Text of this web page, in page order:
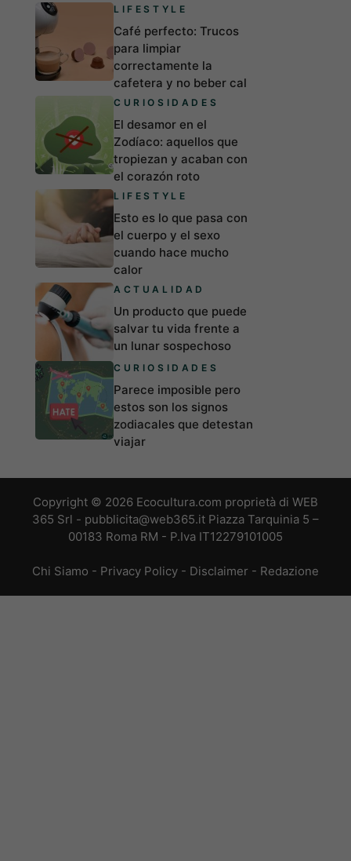
LIFESTYLE
Café perfecto: Trucos
para limpiar
correctamente la
cafetera y no beber cal
CURIOSIDADES
El desamor en el
Zodíaco: aquellos que
tropiezan y acaban con
el corazón roto
LIFESTYLE
Esto es lo que pasa con
el cuerpo y el sexo
cuando hace mucho
calor
ACTUALIDAD
Un producto que puede
salvar tu vida frente a
un lunar sospechoso
CURIOSIDADES
Parece imposible pero
estos son los signos
zodiacales que detestan
viajar
Copyright © 2026 Ecocultura.com proprietà di WEB
365 Srl - pubblicita@web365.it Piazza Tarquinia 5 –
00183 Roma RM - P.Iva IT12279101005
Chi Siamo - Privacy Policy - Disclaimer - Redazione